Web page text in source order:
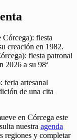
Córcega): fiesta
creación en 1982.
fiesta patronal
2026 a su 98ª
feria artesanal
de una cita
en Córcega este
nuestra agenda
regiones y completar